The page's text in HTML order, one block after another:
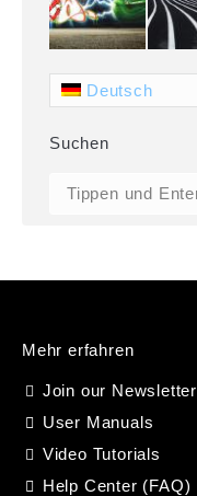
Deutsch
Suchen
Mehr erfahren
Join our Newsletter
User Manuals
Video Tutorials
Help Center (FAQ)